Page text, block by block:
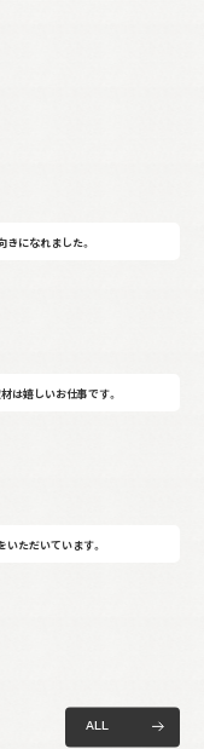
きになれました。
は嬉しいお仕事です。
いただいています。
ALL